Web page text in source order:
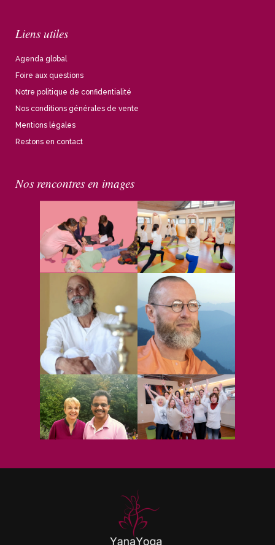
Liens utiles
Agenda global
Foire aux questions
Notre politique de confidentialité
Nos conditions générales de vente
Mentions légales
Restons en contact
Nos rencontres en images